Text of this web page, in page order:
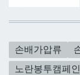
손배가압류
노란봉투캠페인